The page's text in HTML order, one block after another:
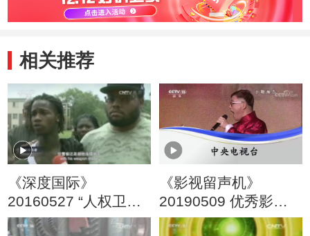
相关推荐
《深度国际》
20160527 “人权卫
士”的人权纪录
《影视留声机》
20190509 优秀影视
音乐作品展播